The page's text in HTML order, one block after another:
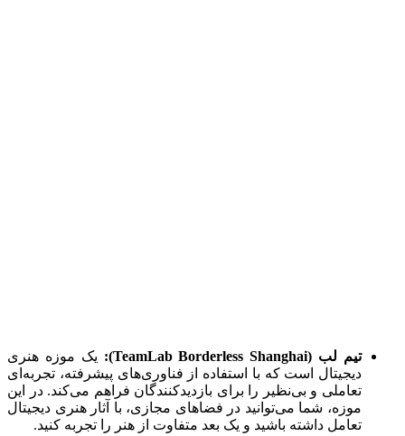
تیم لب (TeamLab Borderless Shanghai):
یک موزه هنری
دیجیتال است که با استفاده از فناوری‌های پیشرفته، تجربه‌ای
تعاملی و بی‌نظیر را برای بازدیدکنندگان فراهم می‌کند. در این
موزه، شما می‌توانید در فضاهای مجازی، با آثار هنری دیجیتال
تعامل داشته باشید و یک بعد متفاوت از هنر را تجربه کنید.